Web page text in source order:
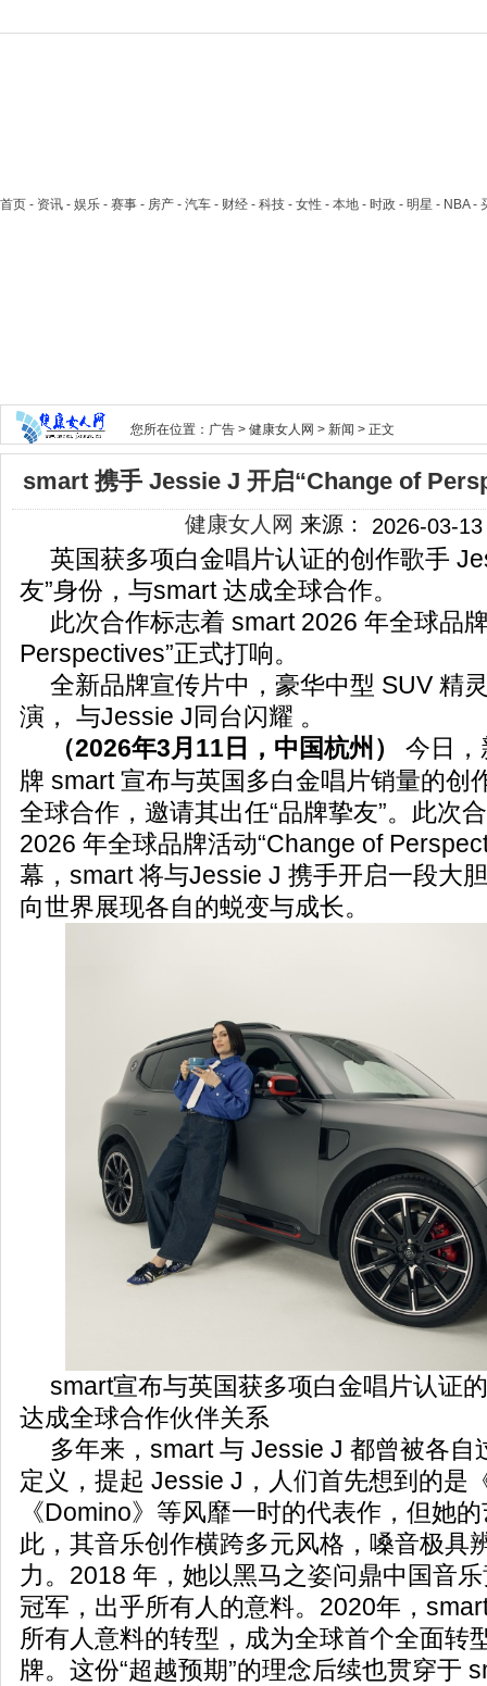
首页 - 资讯 - 娱乐 - 赛事 - 房产 - 汽车 - 财经 - 科技 - 女性 - 本地 - 时政 - 明星 - NBA
您所在位置： 广告 > 健康女人网 > 新闻 > 正文
smart 携手 Jessie J 开启“Change of
健康女人网 来源： 2026-03-
英国获多项白金唱片认证的创作歌手
友”身份，与smart 达成全球合作。
此次合作标志着 smart 2026 年全球品
Perspectives”正式打响。
全新品牌宣传片中，豪华中型 SUV 精
演， 与Jessie J同台闪耀 。
（2026年3月11日，中国杭州）
今日，
牌 smart 宣布与英国多白金唱片销量的创
全球合作，邀请其出任“品牌挚友”。此次
2026 年全球品牌活动“Change of
幕，smart 将与Jessie J 携手开启一段大
向世界展现各自的蜕变与成长。
smart宣布与英国获多项白金唱片认证
达成全球合作伙伴关系
多年来，smart 与 Jessie J 都曾被各自
定义，提起 Jessie J，人们首先想到的是
《Domino》等风靡一时的代表作，但她
此，其音乐创作横跨多元风格，嗓音极具
力。2018 年，她以黑马之姿问鼎中国音
冠军，出乎所有人的意料。2020年，
所有人意料的转型，成为全球首个全面转
牌。这份“超越预期”的理念后续也贯穿于